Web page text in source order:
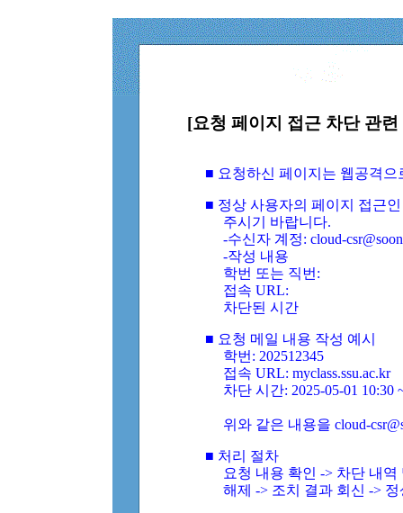
[요청 페이지 접근 차단 관
■ 요청하신 페이지는 웹공격
■ 정상 사용자의 페이지 접근
주시기 바랍니다.
-수신자 계정: cloud-
-작성 내용
학번 또는 직번:
접속 URL:
차단된 시간
■ 요청 메일 내용 작성 예시
학번: 202512345
접속 URL: myclass.ssu.ac.kr
차단 시간: 2025-05-01 10:30
위와 같은 내용을 cloud-
■ 처리 절차
요청 내용 확인 -> 차단 내
해제 -> 조치 결과 회신 ->